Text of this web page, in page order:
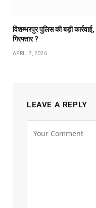
विशम्भरपुर पुलिस की बड़ी
गिरफ्तार ?
APRIL 7, 2026
LEAVE A REPLY